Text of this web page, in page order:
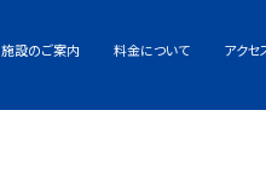
施設のご案内 料金について アクセ